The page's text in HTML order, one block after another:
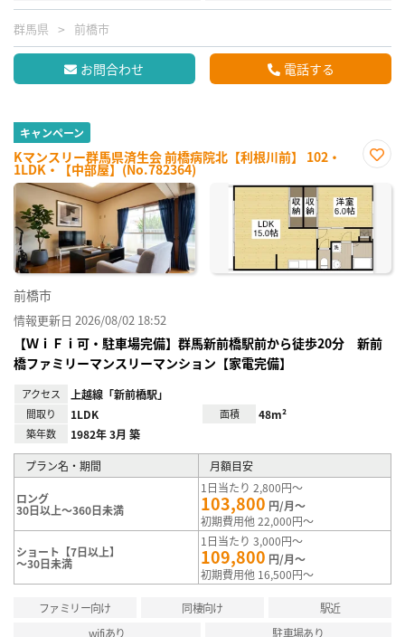
群馬県 前橋市
お問合わせ 電話する
キャンペーン
Kマンスリー群馬県済生会 前橋病院北【利根川前】 102・
1LDK・【中部屋】(No.782364)
に入
り登
録
前橋市
情報更新日 2026/08/02 18:52
【ＷｉＦｉ可・駐車場完備】群馬新前橋駅前から徒歩20分 新前
橋ファミリーマンスリーマンション【家電完備】
アクセス 上越線「新前橋駅」
間取り 1LDK 面積 48m²
築年数 1982年 3月 築
プラン名・期間 月額目安
ロング
30日以上～360日未満
1日当たり 2,800円～
103,800 円/月～
初期費用他 22,000円～
ショート【7日以上】
～30日未満
1日当たり 3,000円～
109,800 円/月～
初期費用他 16,500円～
ファミリー向け 同棲向け
駅近
wifiあり
駐車場あり